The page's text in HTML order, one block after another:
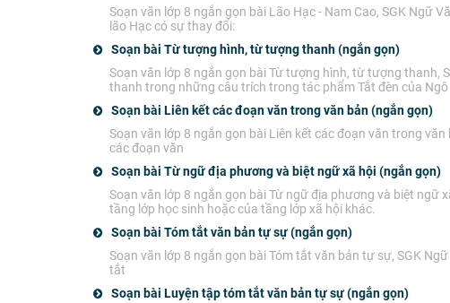
Soạn văn lớp 8 ngắn gọn bài Lão Hạc - Nam Cao, SGK Ngữ
lão Hạc có sự thay đổi:
Soạn bài Từ tượng hình, từ tượng thanh (ngắn gọn)
Soạn văn lớp 8 ngắn gọn bài Từ tượng hình, từ tượng thanh,
thanh trong những câu trích trong tác phẩm Tắt đèn của Ngô
Soạn bài Liên kết các đoạn văn trong văn bản (ngắn gọn)
Soạn văn lớp 8 ngắn gọn bài Liên kết các đoạn văn trong
các đoạn văn
Soạn bài Từ ngữ địa phương và biệt ngữ xã hội (ngắn gọn)
Soạn văn lớp 8 ngắn gọn bài Từ ngữ địa phương và biệt ngữ
tầng lớp học sinh hoặc của tầng lớp xã hội khác.
Soạn bài Tóm tắt văn bản tự sự (ngắn gọn)
Soạn văn lớp 8 ngắn gọn bài Tóm tắt văn bản tự sự, SGK
tắt
Soạn bài Luyện tập tóm tắt văn bản tự sự (ngắn gọn)